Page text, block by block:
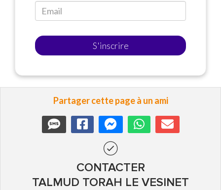
S'inscrire
Partager cette page à un ami
CONTACTER
TALMUD TORAH LE VESINET